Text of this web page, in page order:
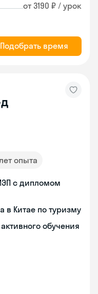
от 3190 ₽ / урок
Подобрать время
опыта
с дипломом
в Китае по туризму
обучения